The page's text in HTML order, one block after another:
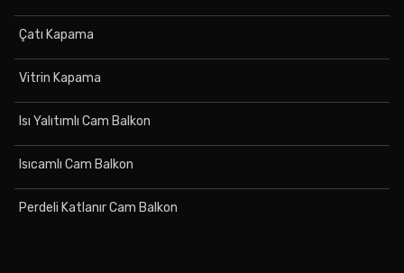
Çatı Kapama
Vitrin Kapama
Isı Yalıtımlı Cam Balkon
Isıcamlı Cam Balkon
Perdeli Katlanır Cam Balkon